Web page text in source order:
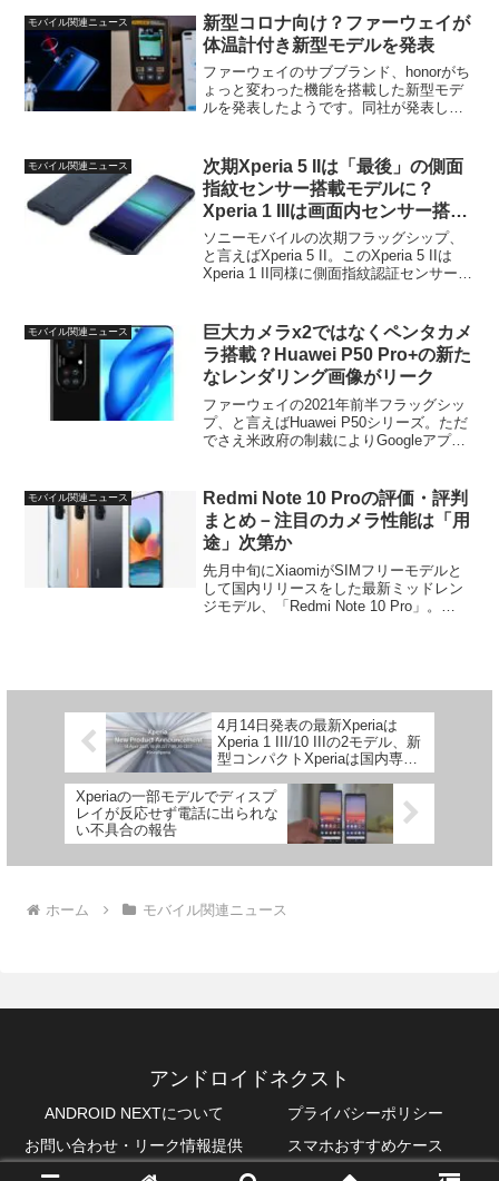
期と...
モバイル関連ニュース
新型コロナ向け？ファーウェイが
体温計付き新型モデルを発表
ファーウェイのサブブランド、honorがち
ょっと変わった機能を搭載した新型モデ
ルを発表したようです。同社が発表した
4 Proのスペ...
モバイル関連ニュース
次期Xperia 5 IIは「最後」の側面
指紋センサー搭載モデルに？
Xperia 1 IIIは画面内センサー搭載
の可能性
ソニーモバイルの次期フラッグシップ、
と言えばXperia 5 II。このXperia 5 IIは
Xperia 1 II同様に側面指紋認証センサーを
Xperia以外のブランド...
モバイル関連ニュース
巨大カメラx2ではなくペンタカメ
ラ搭載？Huawei P50 Pro+の新た
なレンダリング画像がリーク
ファーウェイの2021年前半フラッグシッ
プ、と言えばHuawei P50シリーズ。ただ
でさえ米政府の制裁によりGoogleアプ
も言われているので、日本でのリリース
の可能...
モバイル関連ニュース
Redmi Note 10 Proの評価・評判
まとめ－注目のカメラ性能は「用
途」次第か
先月中旬にXiaomiがSIMフリーモデルと
して国内リリースをした最新ミッドレン
ジモデル、「Redmi Note 10 Pro」。
4月14日発表の最新Xperiaは
Xperia 1 III/10 IIIの2モデル、新
型コンパクトXperiaは国内専売
モデル？
Xperiaの一部モデルでディスプ
レイが反応せず電話に出られな
い不具合の報告
ホーム モバイル関連ニュース
アンドロイドネクスト
ANDROID NEXTについて
プライバシーポリシー
お問い合わせ・リーク情報提供
スマホおすすめケース